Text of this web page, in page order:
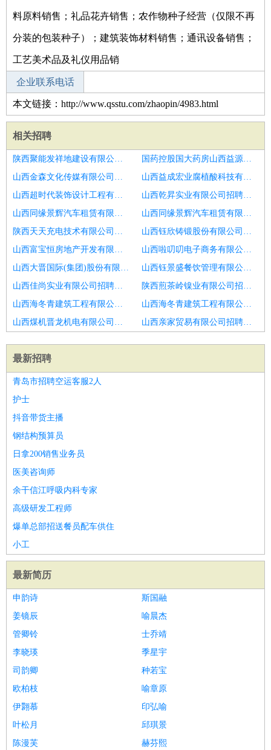
料原料销售；礼品花卉销售；农作物种子经营（仅限不再
分装的包装种子）；建筑装饰材料销售；通讯设备销售；
工艺美术品及礼仪用品销
企业联系电话
本文链接：http://www.qsstu.com/zhaopin/4983.html
相关招聘
陕西聚能发祥地建设有限公司招聘土建监理员
国药控股国大药房山西益源连锁有限公司胜利西街店招聘土建监理工程师
山西金森文化传媒有限公司招聘监理员
山西益成宏业腐植酸科技有限公司招聘工程监理员
山西超时代装饰设计工程有限公司招聘莱芜市招聘监理员6
山西乾昇实业有限公司招聘安全监理工程师
山西同缘景辉汽车租赁有限公司招聘水利部监理工程师
山西同缘景辉汽车租赁有限公司招聘监理员
陕西天天充电技术有限公司招聘安全监理工程师
山西钰欣铸锻股份有限公司招聘兼职）国家注册监理工程师
山西富宝恒房地产开发有限公司招聘工程监理
山西啦叨叨电子商务有限公司招聘专业监理工程师
山西大晋国际(集团)股份有限公司招聘日照市招聘工程监理2人
山西钰景盛餐饮管理有限公司招聘国家注册监理工程师证书
山西佳尚实业有限公司招聘监理
陕西煎茶岭镍业有限公司招聘工程监理员
山西海冬青建筑工程有限公司招聘全国监理工程师
山西海冬青建筑工程有限公司招聘隧道专业监理工程师
山西煤机晋龙机电有限公司招聘水运监理员
山西亲家贸易有限公司招聘监理工程师
最新招聘
青岛市招聘空运客服2人
护士
抖音带货主播
钢结构预算员
日拿200销售业务员
医美咨询师
余干信江呼吸内科专家
高级研发工程师
爆单总部招送餐员配车供住
小工
最新简历
申韵诗
斯国融
姜镜辰
喻晨杰
管卿铃
士乔靖
李晓瑛
季星宇
司韵卿
种若宝
欧柏枝
喻章原
伊翾慕
印弘喻
叶松月
邱琪景
陈漫芙
赫芬熙